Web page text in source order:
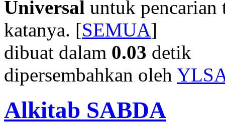
Universal untuk pencarian
katanya. [SEMUA]
dibuat dalam 0.03 detik
dipersembahkan oleh
Alkitab SABDA